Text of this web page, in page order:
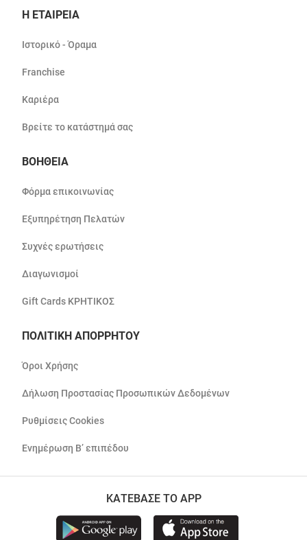
Η ΕΤΑΙΡΕΙΑ
Ιστορικό - Όραμα
Franchise
Καριέρα
Βρείτε το κατάστημά σας
ΒΟΗΘΕΙΑ
Φόρμα επικοινωνίας
Εξυπηρέτηση Πελατών
Συχνές ερωτήσεις
Διαγωνισμοί
Gift Cards ΚΡΗΤΙΚΟΣ
ΠΟΛΙΤΙΚΗ ΑΠΟΡΡΗΤΟΥ
Όροι Χρήσης
Δήλωση Προστασίας Προσωπικών Δεδομένων
Ρυθμίσεις Cookies
Ενημέρωση Β’ επιπέδου
ΚΑΤΕΒΑΣΕ ΤΟ APP